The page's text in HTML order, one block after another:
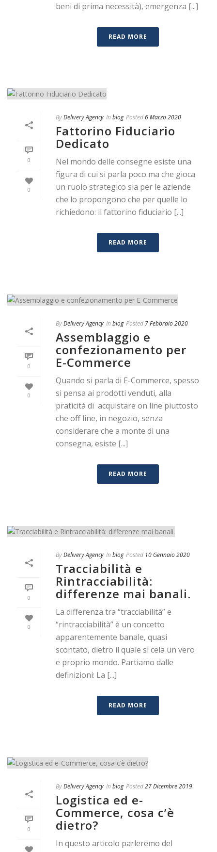
beni di prima necessità), emergenza [...]
READ MORE
0
0
ByDelivery Agency In blog Posted6 Marzo 2020
Fattorino Fiduciario
Dedicato
Nel mondo delle consegne esiste una
figura di cui si parla poco ma che gioca
un ruolo strategico sia per le aziende
che lo propongono che per quelle lo
richiedono: il fattorino fiduciario [...]
READ MORE
0
0
ByDelivery Agency In blog Posted 7 Febbraio 2020
Assemblaggio e
confezionamento per
E-Commerce
Quando si parla di E-Commerce, spesso
si pensa ai prodotti venduti, alla
praticità di acquistare on line piuttosto
che off line, in negozio, senza
considerare che a monte di una
consegna, esiste [...]
READ MORE
0
0
ByDelivery Agency In blog Posted 10 Gennaio 2020
Tracciabilità e
Rintracciabilità:
differenze mai banali.
La differenza tra “tracciabilità” e
“rintracciabilità” è un concetto
apparentemente banale, quasi
scontato, dietro il quale si cela un vero
e proprio mondo. Partiamo dalle
definizioni: La [...]
READ MORE
0
ByDelivery Agency In blog Posted27 Dicembre 2019
Logistica ed e-
Commerce, cosa c’è
dietro?
In questo articolo parleremo del